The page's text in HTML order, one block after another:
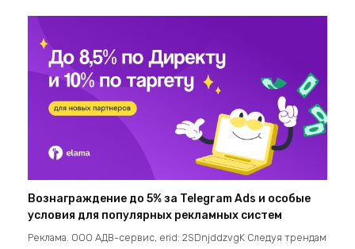
Вознаграждение до 5% за Telegram Ads и особые
условия для популярных рекламных систем
Реклама. ООО АДВ-сервис, erid: 2SDnjddzvgK Следуя трендам